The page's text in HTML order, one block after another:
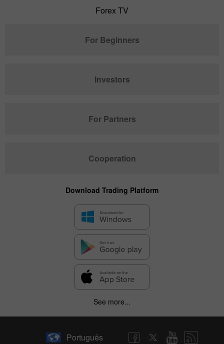
Forex TV
For Beginners
Investors
For Partners
Cooperation
Download Trading Platform
See more...
Português